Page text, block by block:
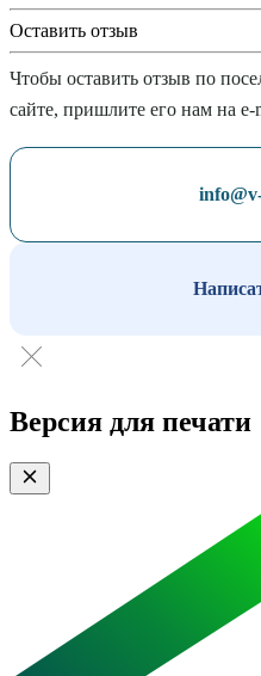
Оставить отзыв
Чтобы оставить отзыв по
сайте, пришлите его нам на
Версия для печати